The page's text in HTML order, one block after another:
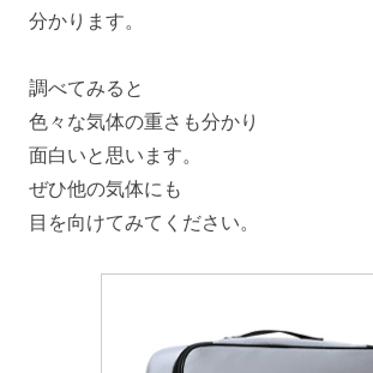
分かります。
調べてみると
色々な気体の重さも分かり
面白いと思います。
ぜひ他の気体にも
目を向けてみてください。